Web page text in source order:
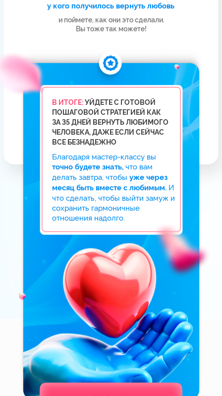
ИДУ НА МАСТЕР-КЛАСС
БОНУСЫ ДЛЯ ТЕХ,КТО БУДЕТ
ДО КОНЦА МАСТЕР-КЛАССА
СВОД ПРАВИЛ
«Как отпустить мужчину так,
чтобы он вернулся САМ
с признаниями в любви»
Забирайте правила, чтобы стать
той женщиной, ради которой
мужчина готов на все.
за мужчину, жить в созависимых
деструктивных отношениях,
страдать, унижаться, пытаться
подстроиться — это не сделает вас
счастливой! Поймете, что сделать,
чтобы мужчина вернулся сам.